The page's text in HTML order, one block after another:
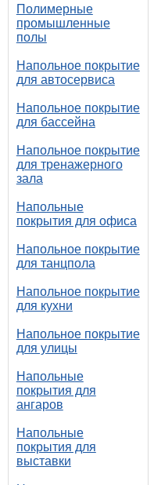
Полимерные
промышленные
полы
Напольное покрытие
для автосервиса
Напольное покрытие
для бассейна
Напольное покрытие
для тренажерного
зала
Напольные
покрытия для офиса
Напольное покрытие
для танцпола
Напольное покрытие
для кухни
Напольное покрытие
для улицы
Напольные
покрытия для
ангаров
Напольные
покрытия для
выставки